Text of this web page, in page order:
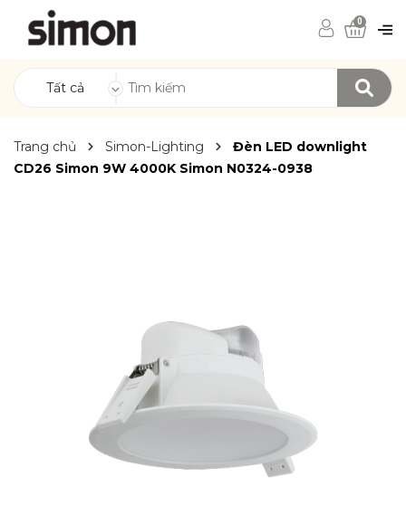
Tất cả
0
Trang chủ Simon-Lighting
Đèn LED downlight
CD26 Simon 9W 4000K Simon N0324-0938